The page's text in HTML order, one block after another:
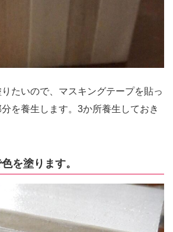
たいので、マスキングテープを貼っ
を養生します。3か所養生しておき
を塗ります。